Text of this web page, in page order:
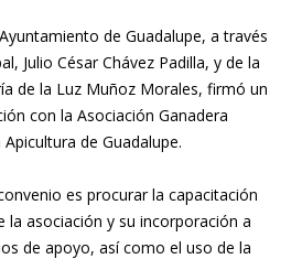
de Guadalupe, a través
Julio César Chávez Padilla, y de la
de la Luz Muñoz Morales, firmó un
con la Asociación Ganadera
de Guadalupe.
es procurar la capacitación
la asociación y su incorporación a
de apoyo, así como el uso de la